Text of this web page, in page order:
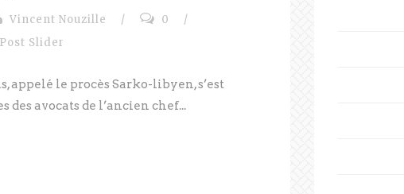
Vincent Nouzille / 0
/
Post Slider
appelé le procès Sarko-libyen, s’est
avocats de l’ancien chef...